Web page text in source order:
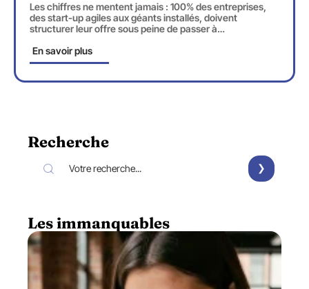
Les chiffres ne mentent jamais : 100% des entreprises,
des start-up agiles aux géants installés, doivent
structurer leur offre sous peine de passer à…
En savoir plus
Recherche
Les immanquables